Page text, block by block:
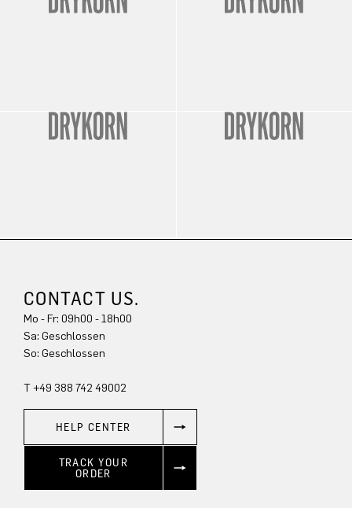
CONTACT US.
Mo - Fr: 09h00 - 18h00
Sa: Geschlossen
So: Geschlossen
T +49 388 742 49002
HELP CENTER
TRACK YOUR
ORDER